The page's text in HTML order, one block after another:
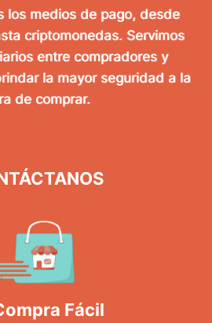
los medios de pago, desde
criptomonedas. Servimos
entre compradores y
la mayor seguridad a la
de comprar.
Fácil